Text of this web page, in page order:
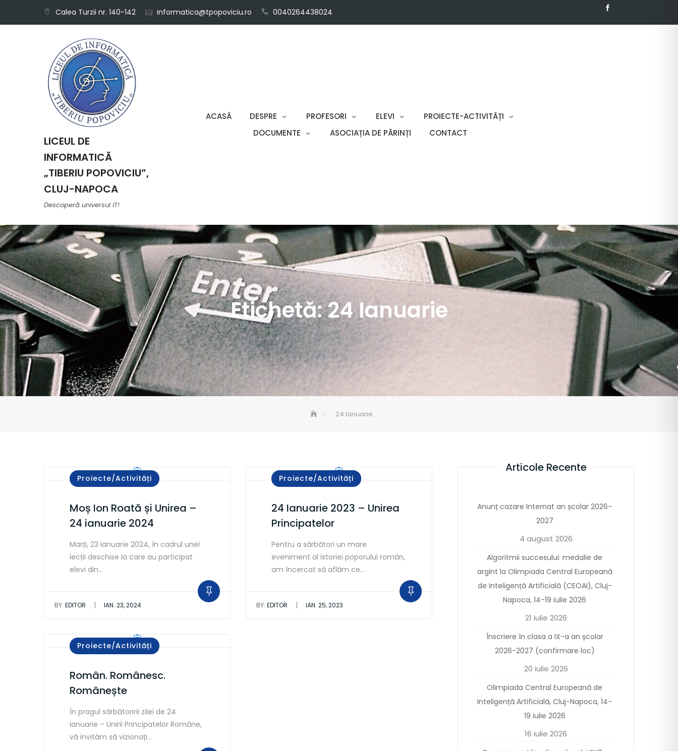
Calea Turzii nr. 140-142 informatica@tpopoviciu.ro 0040264438024
LICEUL DE
INFORMATICĂ
„TIBERIU POPOVICIU”,
CLUJ-NAPOCA
Descoperă universul IT!
ACASĂ DESPRE PROFESORI ELEVI
PROIECTE-ACTIVITĂȚI
DOCUMENTE
ASOCIAȚIA DE PĂRINȚI CONTACT
Etichetă:24 Ianuarie
24 Ianuarie
Proiecte/Activități
Moș Ion Roată și Unirea –
24 ianuarie 2024
Marți, 23 ianuarie 2024, în cadrul unei
lecții deschise la care au participat
elevi din…
BY: EDITOR | IAN. 23, 2024
Proiecte/Activități
24 Ianuarie 2023 – Unirea
Principatelor
Pentru a sărbători un mare
eveniment al istoriei poporului român,
am încercat să aflăm ce…
BY: EDITOR | IAN. 25, 2023
Proiecte/Activități
Român. Românesc.
Românește
În pragul sărbătoririi zilei de 24
Ianuarie – Unirii Principatelor Române,
vă invităm să vizionați…
Articole Recente
Anunț cazare Internat an școlar 2026-
2027
4 august 2026
Algoritmii succesului: medalie de
argint la Olimpiada Central Europeană
de Inteligență Artificială (CEOAI), Cluj-
Napoca, 14-19 iulie 2026
21 iulie 2026
Înscriere în clasa a IX-a an școlar
2026-2027 (confirmare loc)
20 iulie 2026
Olimpiada Central Europeană de
Inteligență Artificială, Cluj-Napoca, 14-
19 iulie 2026
16 iulie 2026